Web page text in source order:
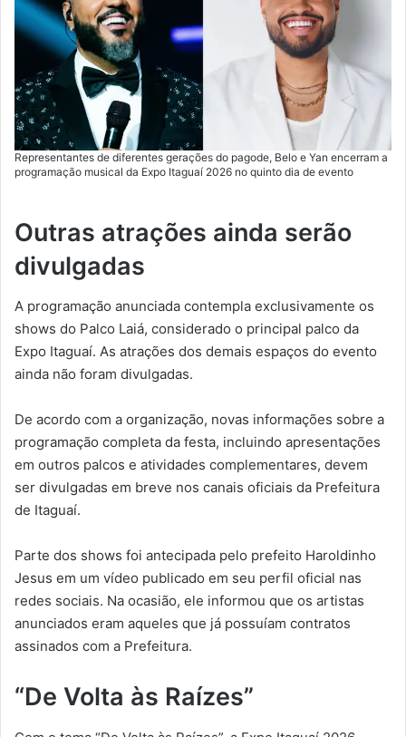
Representantes de diferentes gerações do pagode, Belo e Yan encerram a
programação musical da Expo Itaguaí 2026 no quinto dia de evento
Outras atrações ainda serão
divulgadas
A programação anunciada contempla exclusivamente os
shows do Palco Laiá, considerado o principal palco da
Expo Itaguaí. As atrações dos demais espaços do evento
ainda não foram divulgadas.
De acordo com a organização, novas informações sobre a
programação completa da festa, incluindo apresentações
em outros palcos e atividades complementares, devem
ser divulgadas em breve nos canais oficiais da Prefeitura
de Itaguaí.
Parte dos shows foi antecipada pelo prefeito Haroldinho
Jesus em um vídeo publicado em seu perfil oficial nas
redes sociais. Na ocasião, ele informou que os artistas
anunciados eram aqueles que já possuíam contratos
assinados com a Prefeitura.
“De Volta às Raízes”